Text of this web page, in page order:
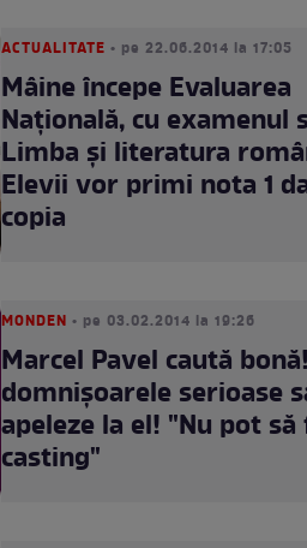
ACTUALITATE • pe 22.06.2014 la 17:05
Mâine începe Evaluarea
Naţională, cu examenul
Limba şi literatura
Elevii vor primi nota 1
copia
MONDEN • pe 03.02.2014 la 19:26
Marcel Pavel caută
domnişoarele serioase
apeleze la el! "Nu pot să
casting"